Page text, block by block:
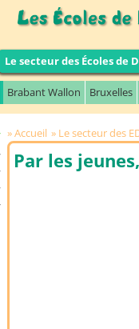
Le secteur des Écoles de
Brabant Wallon Bruxelles
Accueil Le secteur des
Par les